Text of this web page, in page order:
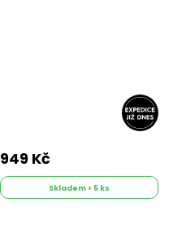
949 Kč
Skladem > 5 ks